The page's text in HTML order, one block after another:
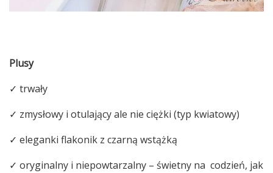
Plusy
✓ trwały
✓ zmysłowy i otulający ale nie ciężki (typ kwiatowy)
✓ eleganki flakonik z czarną wstążką
✓ oryginalny i niepowtarzalny – świetny na codzień, jak